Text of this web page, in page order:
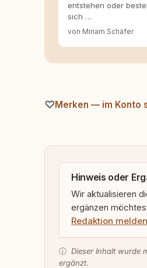
entstehen oder
sich …
von Miriam Schäfer
Merken — im Konto
Hinweis oder
Wir aktualisieren
ergänzen
Redaktion melden
ⓘ Dieser Inhalt wurde
ergänzt.